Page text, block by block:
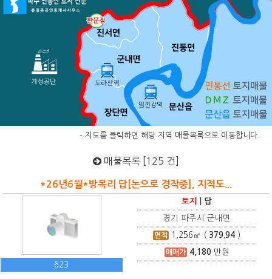
- 지도를 클릭하면 해당 지역 매물목록으로 이동합니다.
매물목록 [125 건]
*26년6월*방목리 답[논으로 경작중], 지적도...
623
토지 답
경기 파주시 군내면
면적 1,256 ㎡ ( 379.94 )
매매가 4,180만원